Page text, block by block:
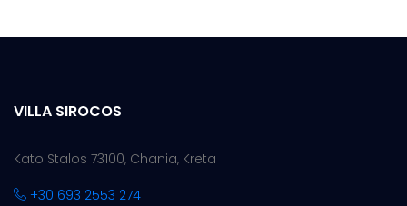
VILLA SIROCOS
Kato Stalos 73100, Chania, Kreta
+30 693 2553 274